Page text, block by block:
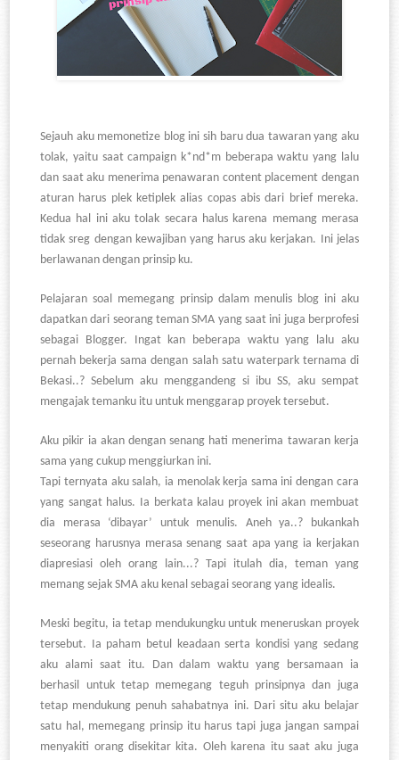
Sejauh aku memonetize blog ini sih baru dua tawaran yang aku
tolak, yaitu saat campaign k*nd*m beberapa waktu yang lalu
dan saat aku menerima penawaran content placement dengan
aturan harus plek ketiplek alias copas abis dari brief mereka.
Kedua hal ini aku tolak secara halus karena memang merasa
tidak sreg dengan kewajiban yang harus aku kerjakan. Ini jelas
berlawanan dengan prinsip ku.
Pelajaran soal memegang prinsip dalam menulis blog ini aku
dapatkan dari seorang teman SMA yang saat ini juga berprofesi
sebagai Blogger. Ingat kan beberapa waktu yang lalu aku
pernah bekerja sama dengan salah satu waterpark ternama di
Bekasi..? Sebelum aku menggandeng si ibu SS, aku sempat
mengajak temanku itu untuk menggarap proyek tersebut.
Aku pikir ia akan dengan senang hati menerima tawaran kerja
sama yang cukup menggiurkan ini.
Tapi ternyata aku salah, ia menolak kerja sama ini dengan cara
yang sangat halus. Ia berkata kalau proyek ini akan membuat
dia merasa ‘dibayar’ untuk menulis. Aneh ya..? bukankah
seseorang harusnya merasa senang saat apa yang ia kerjakan
diapresiasi oleh orang lain...? Tapi itulah dia, teman yang
memang sejak SMA aku kenal sebagai seorang yang idealis.
Meski begitu, ia tetap mendukungku untuk meneruskan proyek
tersebut. Ia paham betul keadaan serta kondisi yang sedang
aku alami saat itu. Dan dalam waktu yang bersamaan ia
berhasil untuk tetap memegang teguh prinsipnya dan juga
tetap mendukung penuh sahabatnya ini. Dari situ aku belajar
satu hal, memegang prinsip itu harus tapi juga jangan sampai
menyakiti orang disekitar kita. Oleh karena itu saat aku juga